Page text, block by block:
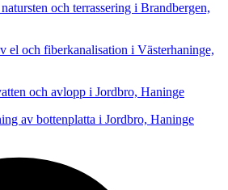
och terrassering i Brandbergen,
el och fiberkanalisation i Västerhaninge,
och avlopp i Jordbro, Haninge
av bottenplatta i Jordbro, Haninge